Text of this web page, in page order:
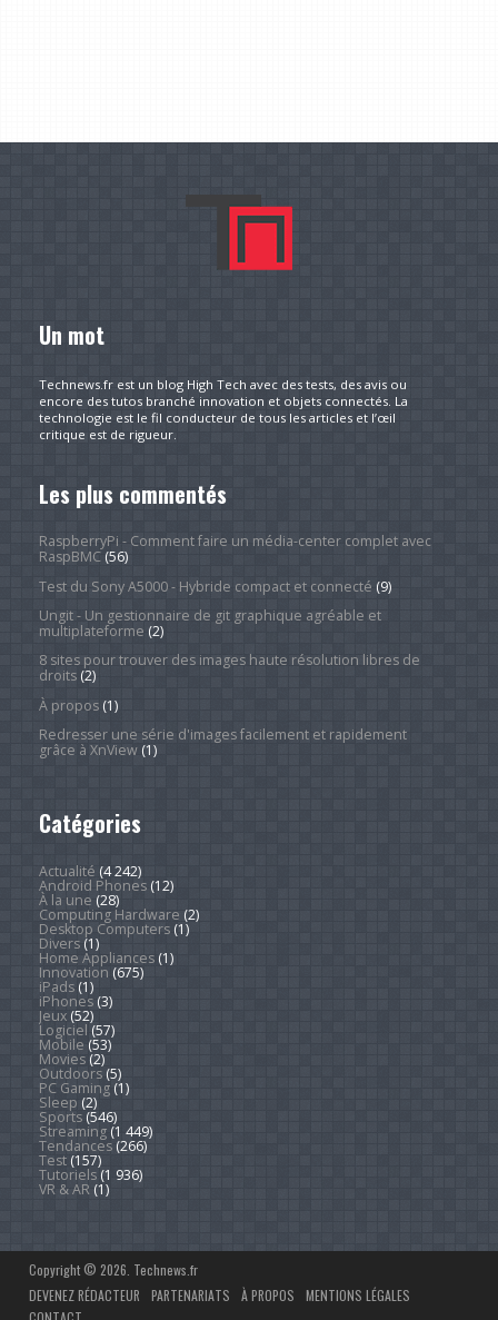
Un mot
Technews.fr est un blog High Tech avec des tests, des avis ou
encore des tutos branché innovation et objets connectés. La
technologie est le fil conducteur de tous les articles et l’œil
critique est de rigueur.
Les plus commentés
RaspberryPi - Comment faire un média-center complet avec
RaspBMC(56)
Test du Sony A5000 - Hybride compact et connecté (9)
Ungit - Un gestionnaire de git graphique agréable et
multiplateforme (2)
8 sites pour trouver des images haute résolution libres de
droits(2)
À propos(1)
Redresser une série d'images facilement et rapidement
grâce à XnView(1)
Catégories
Actualité (4 242)
Android Phones(12)
À la une (28)
Computing Hardware (2)
Desktop Computers(1)
Divers(1)
Home Appliances(1)
Innovation (675)
iPads(1)
iPhones(3)
Jeux(52)
Logiciel (57)
Mobile (53)
Movies(2)
Outdoors(5)
PC Gaming(1)
Sleep (2)
Sports(546)
Streaming(1 449)
Tendances(266)
Test(157)
Tutoriels(1 936)
VR & AR(1)
Copyright © 2026. Technews.fr
DEVENEZ RÉDACTEUR
PARTENARIATS À PROPOS
MENTIONS LÉGALES